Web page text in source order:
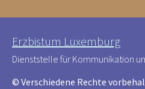
Erzbistum Luxemburg
Dienststelle für Kommunikation
© Verschiedene Rechte